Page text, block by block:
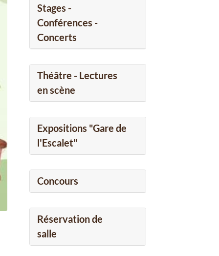
Stages -
Conférences -
Concerts
Théâtre - Lectures
en scène
Expositions "Gare de
l'Escalet"
Concours
Réservation de
salle